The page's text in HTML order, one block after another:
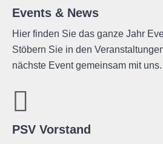
Events & News
Hier finden Sie das ganze Jahr
Stöbern Sie in den
nächste Event gemeinsam mit uns.
PSV Vorstand